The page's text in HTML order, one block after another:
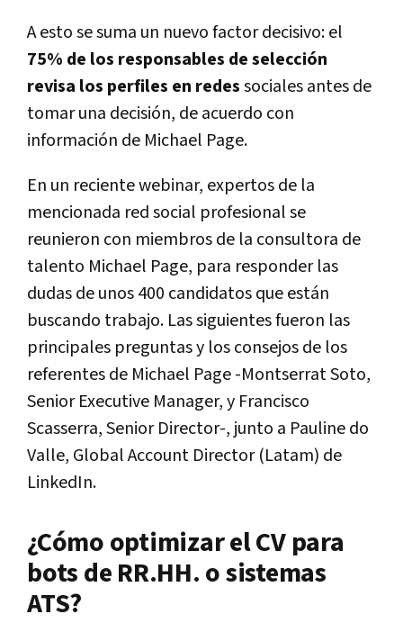
A esto se suma un nuevo factor decisivo: el
75% de los responsables de selección
revisa los perfiles en redessociales antes de
tomar una decisión, de acuerdo con
información de Michael Page.
En un reciente webinar, expertos de la
mencionada red social profesional se
reunieron con miembros de la consultora de
talento Michael Page, para responder las
dudas de unos 400 candidatos que están
buscando trabajo. Las siguientes fueron las
principales preguntas y los consejos de los
referentes de Michael Page -Montserrat Soto,
Senior Executive Manager, y Francisco
Scasserra, Senior Director-, junto a Pauline do
Valle, Global Account Director (Latam) de
LinkedIn.
¿Cómo optimizar el CV para
bots de RR.HH. o sistemas
ATS?